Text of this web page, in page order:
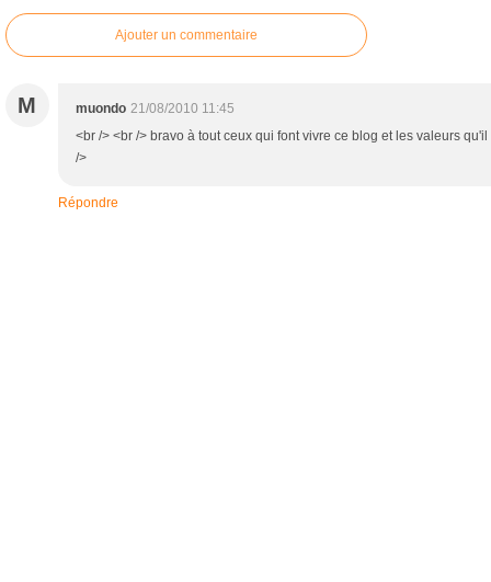
Ajouter un commentaire
M muondo 21/08/2010 11:45
<br /> <br /> bravo à tout ceux qui font vivre ce blog et les valeurs
/>
Répondre